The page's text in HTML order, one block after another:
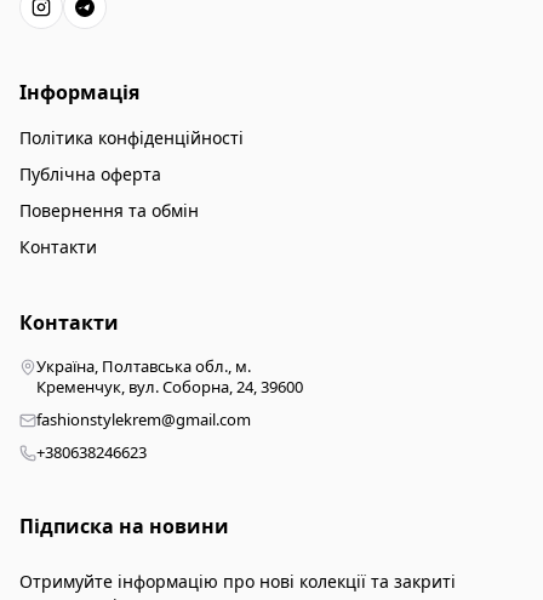
Інформація
Політика конфіденційності
Публічна оферта
Повернення та обмін
Контакти
Контакти
Україна, Полтавська обл., м.
Кременчук, вул. Соборна, 24, 39600
fashionstylekrem@gmail.com
+380638246623
Підписка на новини
Отримуйте інформацію про нові колекції та закриті